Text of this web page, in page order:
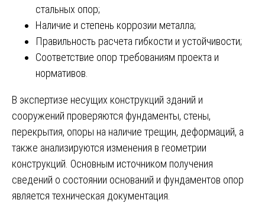
стальных опор;
Наличие и степень коррозии металла;
Правильность расчета гибкости и устойчивости;
Соответствие опор требованиям проекта и
нормативов.
В экспертизе несущих конструкций зданий и
сооружений проверяются фундаменты, стены,
перекрытия, опоры на наличие трещин, деформаций, а
также анализируются изменения в геометрии
конструкций. Основным источником получения
сведений о состоянии оснований и фундаментов опор
является техническая документация.